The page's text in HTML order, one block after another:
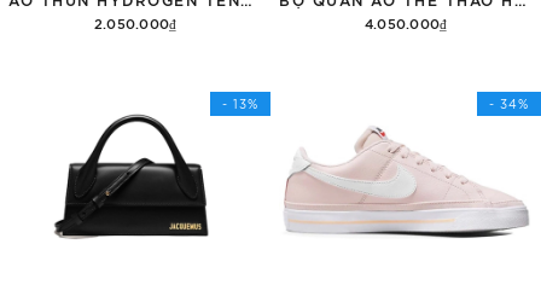
2.050.000₫ 4.050.000₫
- 13% - 34%